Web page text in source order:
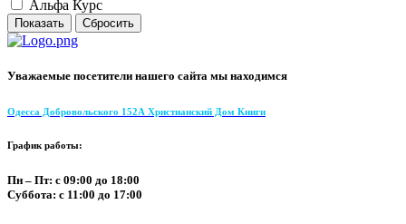
Альфа Курс
Уважаемые посетители нашего сайта мы находимся
Одесса Добровольского 152А Христианский Дом Книги
График работы:
Пн – Пт: с 09:00 до 18:00
Суббота: с 11:00 до 17:00